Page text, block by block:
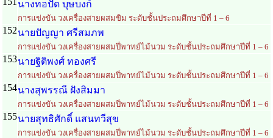
นางทอปัด บุษบงก์
การแข่งขัน วงเครื่องสายผสมขิม ระดับชั้นประถมศึกษาปีที่ 1 – 6
152นายปัญญา ศรีสมภพ
การแข่งขัน วงเครื่องสายผสมปี่พาทย์ไม้นวม ระดับชั้นประถมศึกษาปีที่ 1 – 6
153นายฐิติพงศ์ ทองศรี
การแข่งขัน วงเครื่องสายผสมปี่พาทย์ไม้นวม ระดับชั้นประถมศึกษาปีที่ 1 – 6
154นางสุพรรณี ฝังสิมมา
การแข่งขัน วงเครื่องสายผสมปี่พาทย์ไม้นวม ระดับชั้นประถมศึกษาปีที่ 1 – 6
155นายสุทธิศักดิ์ แสนทวีสุข
การแข่งขัน วงเครื่องสายผสมปี่พาทย์ไม้นวม ระดับชั้นประถมศึกษาปีที่ 1 – 6